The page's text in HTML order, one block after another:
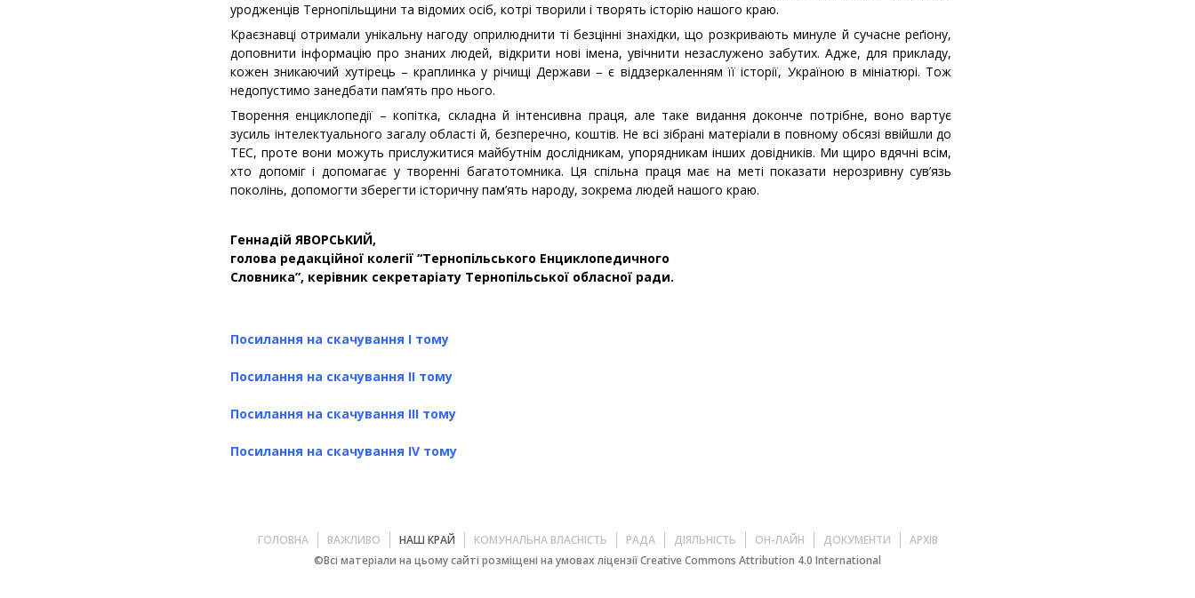
уродженців Тернопільщини та відомих осіб, котрі творили і творять історію нашого краю.
Краєзнавці отримали унікальну нагоду оприлюднити ті безцінні знахідки, що розкривають минуле й сучасне реґіону,
доповнити інформацію про знаних людей, відкрити нові імена, увічнити незаслужено забутих. Адже, для прикладу,
кожен зникаючий хутірець – краплинка у річищі Держави – є віддзеркаленням її історії, Україною в мініатюрі. Тож
недопустимо занедбати пам’ять про нього.
Творення енциклопедії – копітка, складна й інтенсивна праця, але таке видання доконче потрібне, воно вартує
зусиль інтелектуального загалу області й, безперечно, коштів. Не всі зібрані матеріали в повному обсязі ввійшли до
ТЕС, проте вони можуть прислужитися майбутнім дослідникам, упорядникам інших довідників. Ми щиро вдячні всім,
хто допоміг і допомагає у творенні багатотомника. Ця спільна праця має на меті показати нерозривну сув’язь
поколінь, допомогти зберегти історичну пам’ять народу, зокрема людей нашого краю.
Геннадій ЯВОРСЬКИЙ,
голова редакційної колегії “Тернопільського Енциклопедичного
Словника”, керівник секретаріату Тернопільської обласної ради.
Посилання на скачування І тому
Посилання на скачування ІІ тому
Посилання на скачування ІІІ тому
Посилання на скачування ІV тому
ГОЛОВНА ВАЖЛИВО НАШ КРАЙ КОМУНАЛЬНА ВЛАСНІСТЬ РАДА ДІЯЛЬНІСТЬ ОН-ЛАЙН ДОКУМЕНТИ
АРХІВ
©Всі матеріали на цьому сайті розміщені на умовах ліцензії Creative Commons Attribution 4.0 International